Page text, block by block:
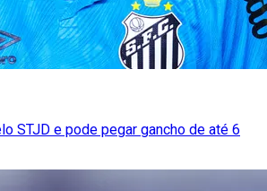
STJD e pode pegar gancho de até 6